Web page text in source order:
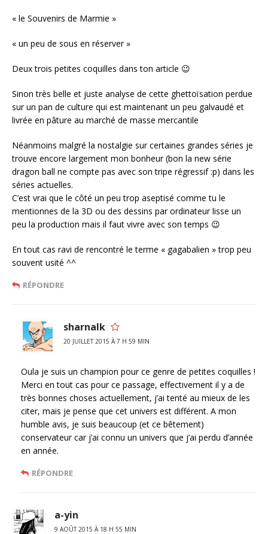
« le Souvenirs de Marmie »
« un peu de sous en réserver »
Deux trois petites coquilles dans ton article 😉
Sinon très belle et juste analyse de cette ghettoïsation perdue
sur un pan de culture qui est maintenant un peu galvaudé et
livrée en pâture au marché de masse mercantile
Néanmoins malgré la nostalgie sur certaines grandes séries je
trouve encore largement mon bonheur (bon la new série
dragon ball ne compte pas avec son tripe régressif :p) dans les
séries actuelles.
C’est vrai que le côté un peu trop aseptisé comme tu le
mentionnes de la 3D ou des dessins par ordinateur lisse un
peu la production mais il faut vivre avec son temps 😉
En tout cas ravi de rencontré le terme « gagabalien » trop peu
souvent usité ^^
RÉPONDRE
sharnalk
20 JUILLET 2015 À 7 H 59 MIN
Oula je suis un champion pour ce genre de petites coquilles !
Merci en tout cas pour ce passage, effectivement il y a de
très bonnes choses actuellement, j’ai tenté au mieux de les
citer, mais je pense que cet univers est différent. A mon
humble avis, je suis beaucoup (et ce bêtement)
conservateur car j’ai connu un univers que j’ai perdu d’année
en année.
RÉPONDRE
a-yin
9 AOÛT 2015 À 18 H 55 MIN